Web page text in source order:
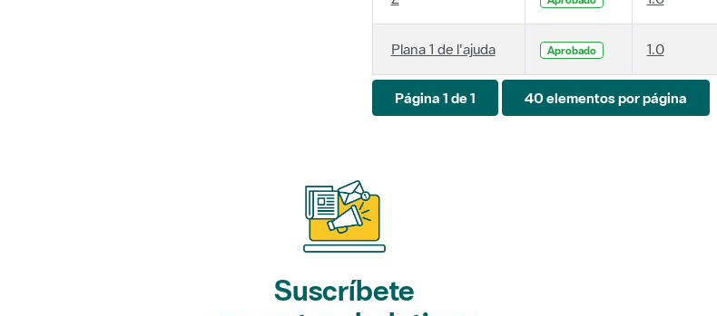
Plana 1 de l'ajuda 1.0
Página 1 de 1 40 elementos por página
a nuestros boletines